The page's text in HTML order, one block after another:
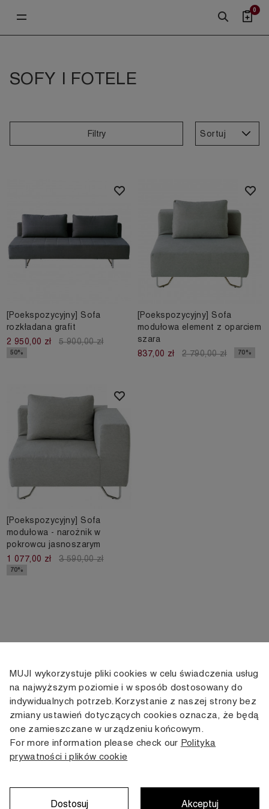
0
SOFY I FOTELE
Filtry Sortuj
[Poekspozycyjny] Sofa
rozkładana grafit
2 950,00 zł
5 900,00 zł
50%
[Poekspozycyjny] Sofa
modułowa element z oparciem
szara
837,00 zł
2 790,00 zł 70%
[Poekspozycyjny] Sofa
modułowa - narożnik w
pokrowcu jasnoszarym
1 077,00 zł
3 590,00 zł
70%
KONTAKT
+48 505 166 958
zamowienia@muji.com.pl
Infolinia czynna
od poniedziałku do piątku
KONTO
Moje konto
Historia
INFORMACJE
Dostawa
Regulamin
Karta stałego
Klienta
MUJI wykorzystuje pliki cookies w celu świadczenia usług
na najwyższym poziomie i w sposób dostosowany do
indywidualnych potrzeb. Korzystanie z naszej strony bez
zmiany ustawień dotyczących cookies oznacza, że będą
one zamieszczane w urządzeniu końcowym.
For more information please check our Polityka
prywatności i plików cookie
Dostosuj Akceptuj